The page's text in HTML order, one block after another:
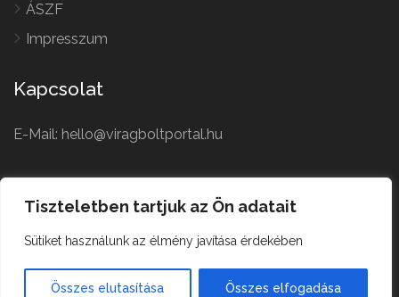
Tiszteletben tartjuk az Ön adatait
Sütiket használunk az élmény javítása érdekében
Összes elutasítása Összes elfogadása
ÁSZF
Impresszum
Kapcsolat
E-Mail: hello@viragboltportal.hu
English
German
Czech